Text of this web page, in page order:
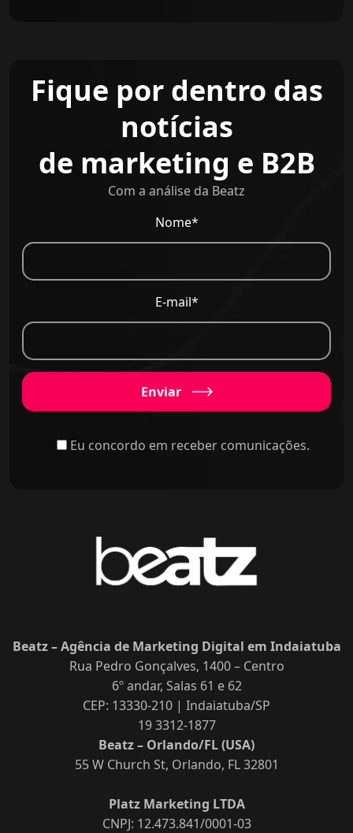
Fique por dentro das
notícias
de marketing e B2B
Com a análise da Beatz
Nome*
E-mail*
Enviar
Eu concordo em receber comunicações.
Beatz – Agência de Marketing Digital em Indaiatuba
Rua Pedro Gonçalves, 1400 – Centro
6º andar, Salas 61 e 62
CEP: 13330-210 | Indaiatuba/SP
19 3312-1877
Beatz – Orlando/FL (USA)
55 W Church St, Orlando, FL 32801
Platz Marketing LTDA
CNPJ: 12.473.841/0001-03